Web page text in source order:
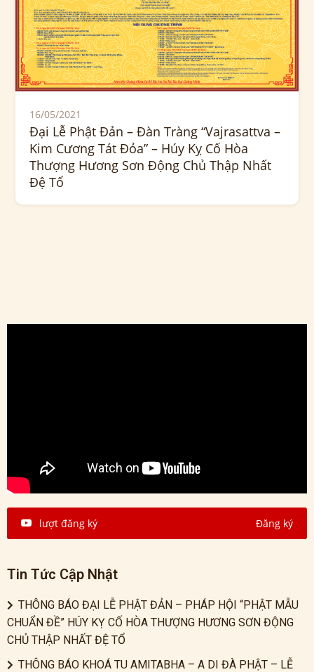
16/05/2021
Đại Lễ Phật Đản – Đàn Tràng “Vajrasattva –
Kim Cương Tát Đỏa” – Húy Kỵ Cố Hòa
Thượng Hương Sơn Động Chủ Thập Nhất
Đệ Tổ
lượt đăng ký Đăng ký
Tin Tức Cập Nhật
THÔNG BÁO ĐẠI LỄ PHẬT ĐẢN – PHÁP HỘI “PHẬT MẪU
CHUẨN ĐỀ” HÚY KỴ CỐ HÒA THƯỢNG HƯƠNG SƠN ĐỘNG
CHỦ THẬP NHẤT ĐỆ TỔ
THÔNG BÁO KHOÁ TU AMITABHA – A DI ĐÀ PHẬT – LỄ